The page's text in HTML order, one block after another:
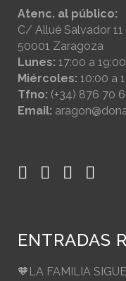
Atenc. al público:
C/ Allué Salvador 11
50001 Zaragoza
Lunes: 17:00 a 19:00
Miércoles: 10:00 a
Tfno: (+34) 876 70
Email:
ENTRADAS
🧡LA FAMILIA